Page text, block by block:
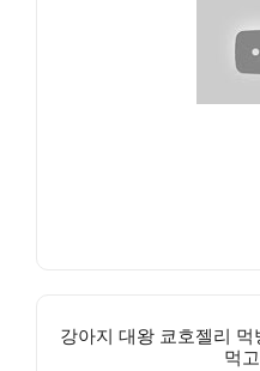
강아지 대왕 쿄호젤리
먹